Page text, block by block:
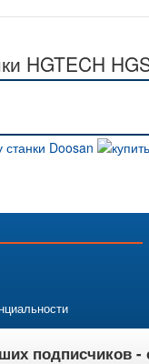
HGTECH
подписчиков -